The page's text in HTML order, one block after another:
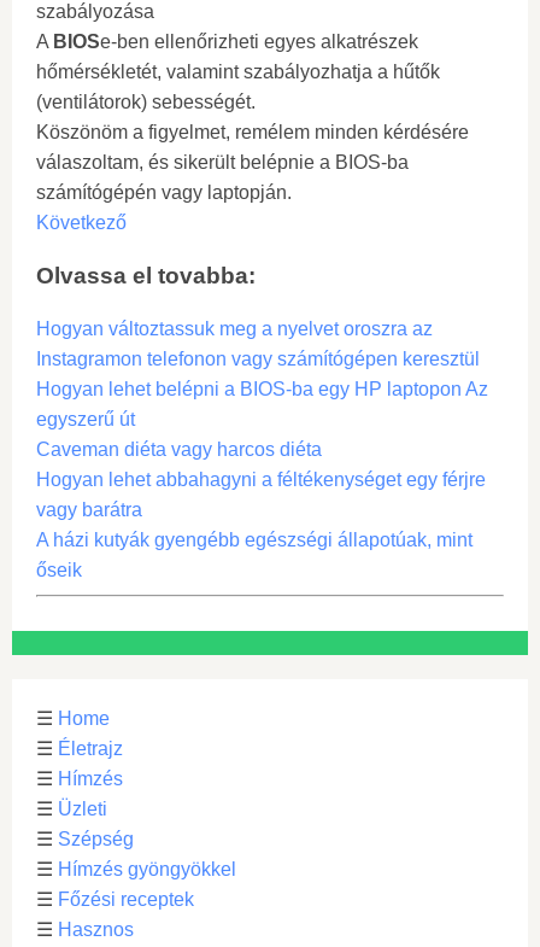
szabályozása
A BIOSe-ben ellenőrizheti egyes alkatrészek
hőmérsékletét, valamint szabályozhatja a hűtők
(ventilátorok) sebességét.
Köszönöm a figyelmet, remélem minden kérdésére
válaszoltam, és sikerült belépnie a BIOS-ba
számítógépén vagy laptopján.
Következő
Olvassa el tovabba:
Hogyan változtassuk meg a nyelvet oroszra az
Instagramon telefonon vagy számítógépen keresztül
Hogyan lehet belépni a BIOS-ba egy HP laptopon Az
egyszerű út
Caveman diéta vagy harcos diéta
Hogyan lehet abbahagyni a féltékenységet egy férjre
vagy barátra
A házi kutyák gyengébb egészségi állapotúak, mint
őseik
☰ Home
☰ Életrajz
☰ Hímzés
☰ Üzleti
☰ Szépség
☰ Hímzés gyöngyökkel
☰ Főzési receptek
☰ Hasznos